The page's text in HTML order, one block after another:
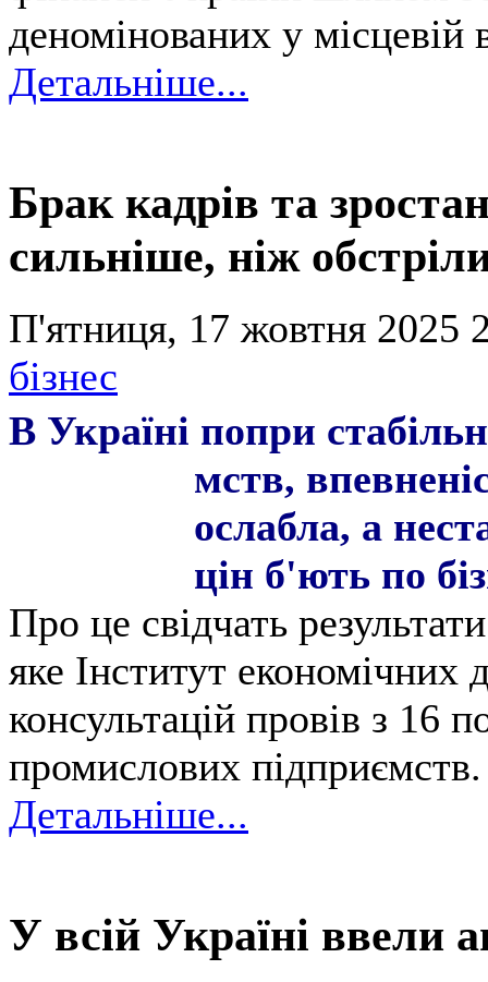
деномінованих у місцевій
Детальніше...
Брак кадрів та
сильніше, ніж
П'ятниця, 17 жовтня 2025
бізнес
В Україні попри
мств,
ослабла, а
цін б'ють по
Про це свідчать
яке Інститут економічних
консультацій провів з 16
промислових підприємств.
Детальніше...
У всій Україні ввели